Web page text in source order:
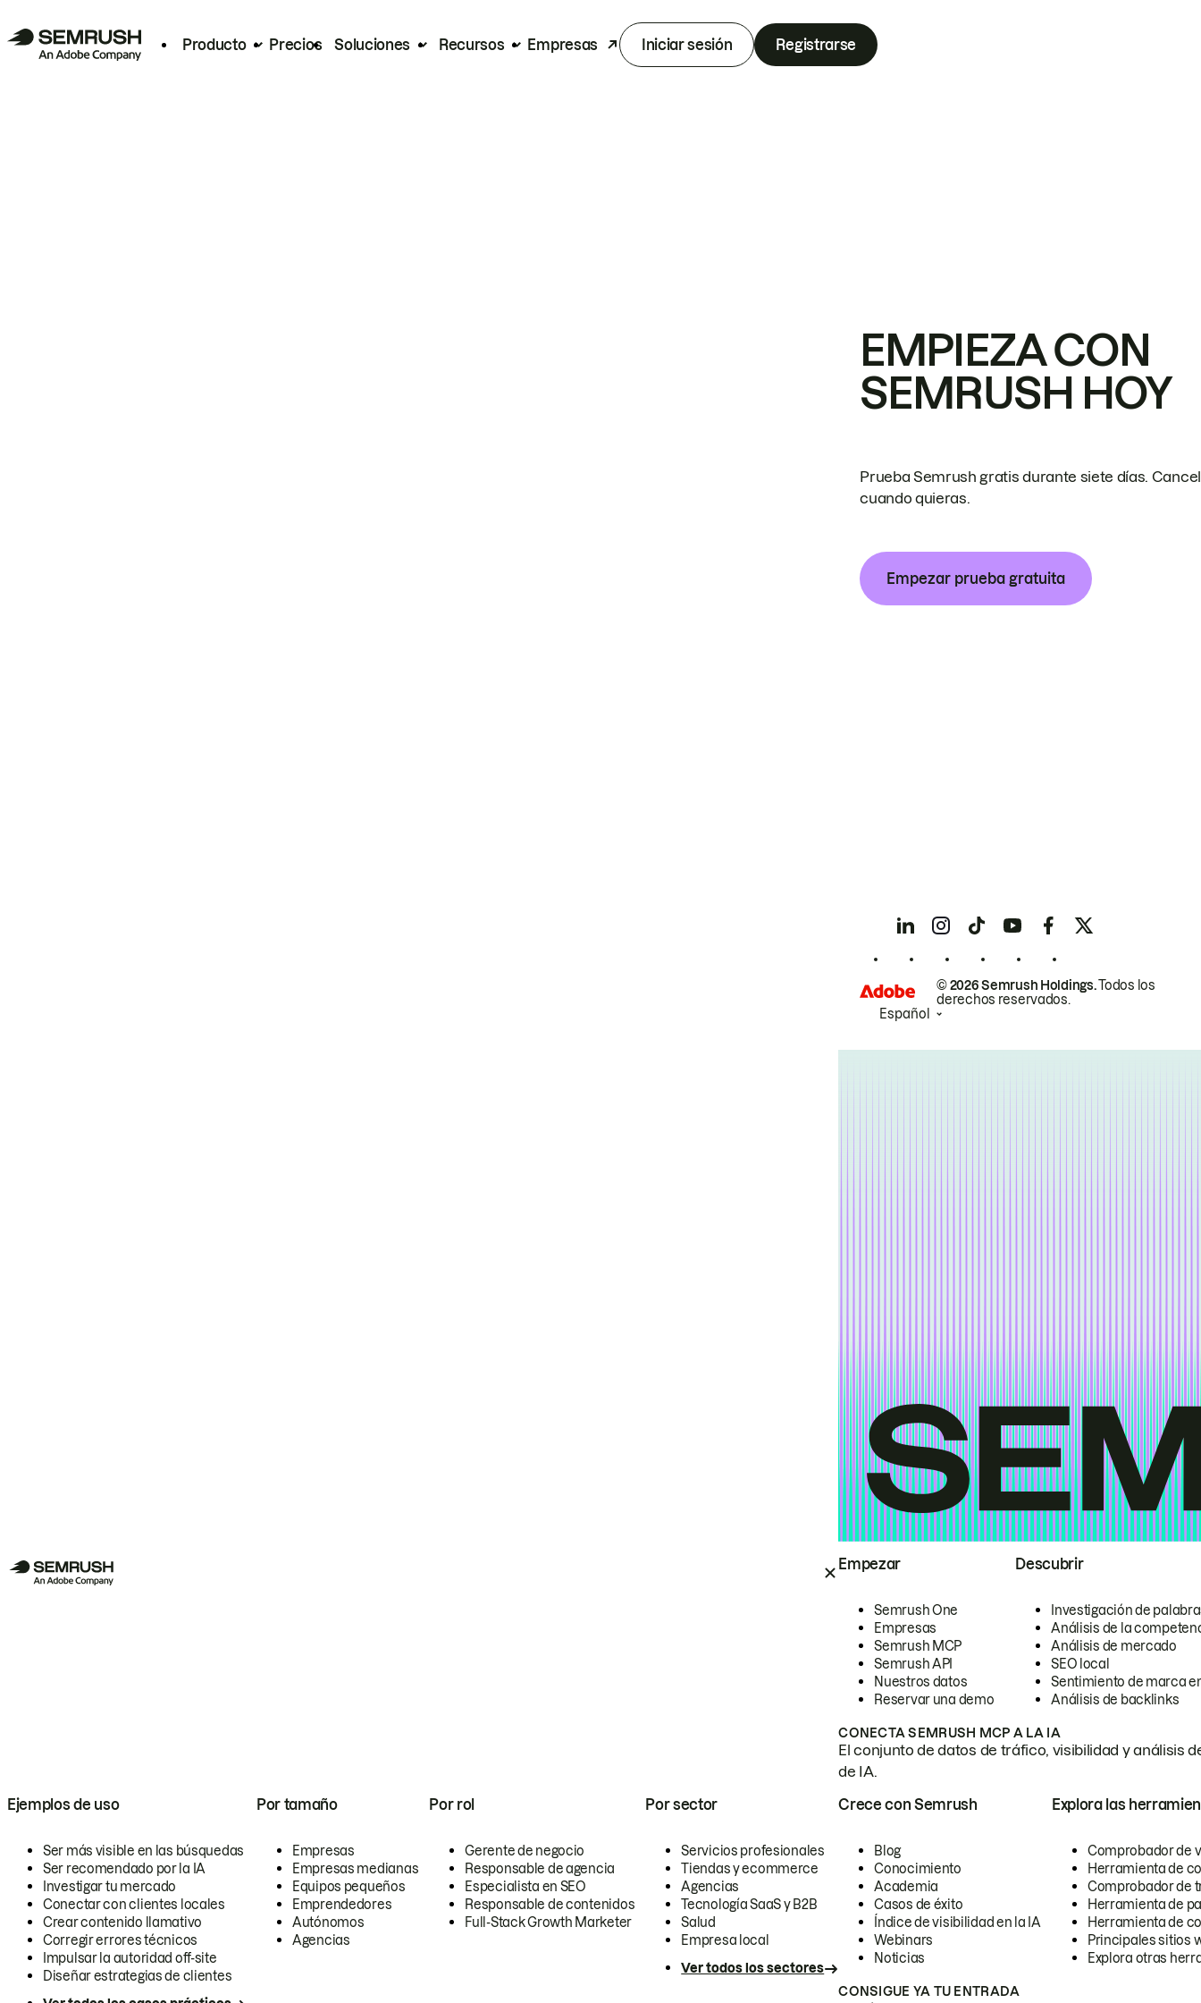
Producto Precios Soluciones Recursos Empresas Iniciar sesión Registrarse
Empezar
Semrush One
Empresas
Semrush MCP
Semrush API
Nuestros datos
Reservar una demo
Descubrir
Investigación de
Análisis de la
Análisis de mercado
SEO local
Sentimiento de marca
Análisis de backlinks
CONECTA SEMRUSH MCP A LA IA
El conjunto de datos de tráfico, visibilidad y análisis
de IA.
Ejemplos de uso
Ser más visible en las búsquedas
Ser recomendado por la IA
Investigar tu mercado
Conectar con clientes locales
Crear contenido llamativo
Corregir errores técnicos
Impulsar la autoridad off-site
Diseñar estrategias de clientes
Por tamaño
Empresas
Empresas medianas
Equipos pequeños
Emprendedores
Autónomos
Agencias
Por rol
Gerente de negocio
Responsable de agencia
Especialista en SEO
Responsable de contenidos
Full-Stack Growth Marketer
Por sector
Servicios profesionales
Tiendas y ecommerce
Agencias
Tecnología SaaS y B2B
Salud
Empresa local
Ver todos los sectores
Crece con Semrush
Blog
Conocimiento
Academia
Casos de éxito
Índice de visibilidad en la IA
Webinars
Noticias
Explora las
Comprobador de
Herramienta de
Comprobador de
Herramienta de
Herramienta de
Principales sitios
Explora otras
CONSIGUE YA TU ENTRADA
EMPIEZA CON
SEMRUSH HOY
Prueba Semrush gratis durante siete días.
cuando quieras.
Empezar prueba gratuita
© 2026 Semrush Holdings.Todos los
derechos reservados.
Español